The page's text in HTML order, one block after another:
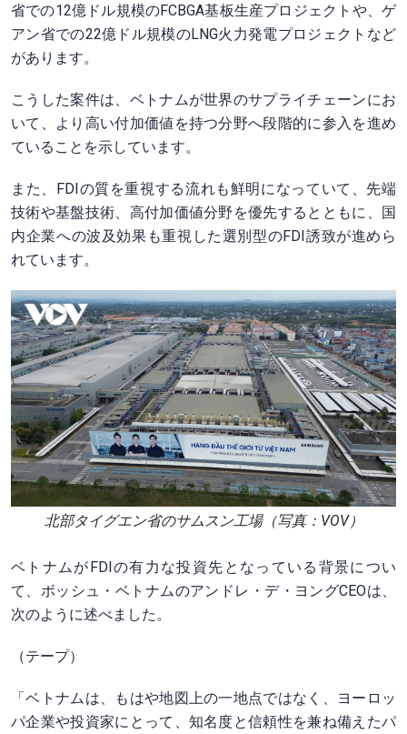
省での12億ドル規模のFCBGA基板生産プロジェクトや、ゲ
アン省での22億ドル規模のLNG火力発電プロジェクトなど
があります。
こうした案件は、ベトナムが世界のサプライチェーンにお
いて、より高い付加価値を持つ分野へ段階的に参入を進め
ていることを示しています。
また、FDIの質を重視する流れも鮮明になっていて、先端
技術や基盤技術、高付加価値分野を優先するとともに、国
内企業への波及効果も重視した選別型のFDI誘致が進めら
れています。
北部タイグエン省のサムスン工場（写真：VOV）
ベトナムがFDIの有力な投資先となっている背景につい
て、ボッシュ・ベトナムのアンドレ・デ・ヨングCEOは、
次のように述べました。
（テープ）
「ベトナムは、もはや地図上の一地点ではなく、ヨーロッ
パ企業や投資家にとって、知名度と信頼性を兼ね備えたパ